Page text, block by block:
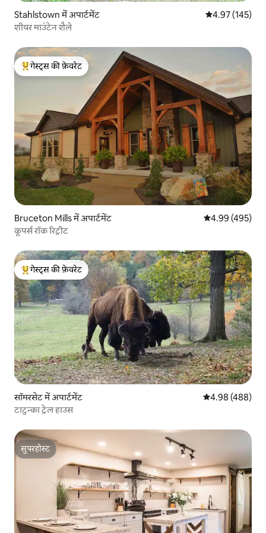
Stahlstown में अपार्टमेंट औसत रेटिंग 5 में से
4.97 (145)
शीयर माउंटेन शैले
गेस्ट्स का टॉप फ़ेवरेट
गेस्ट्स की फ़ेवरेट
Bruceton Mills में अपार्टमेंट औसत रेटिंग 5 में से
4.99 (495)
कूपर्स रॉक रिट्रीट
गेस्ट्स का टॉप फ़ेवरेट
गेस्ट्स की फ़ेवरेट
सॉमरसेट में अपार्टमेंट औसत रेटिंग 5 में से
4.98 (488)
टाटुन्का ट्रेल हाउस
सुपरहोस्ट
सुपरहोस्ट